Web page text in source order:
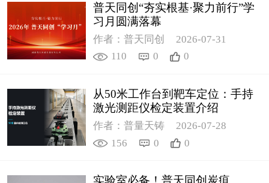
普天同创“夯实根基·聚力前行”学
习月圆满落幕
作者：普天同创
2026-07-31
110
0 0
从50米工作台到靶车定位：手持
激光测距仪检定装置介绍
作者：普量天铸
2026-07-28
156
0 0